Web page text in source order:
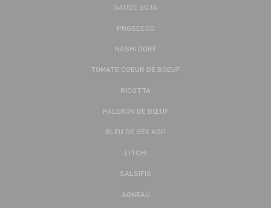
SAUCE SOJA
PROSECCO
NASHI DORÉ
TOMATE COEUR DE BOEUF
RICOTTA
PALERON DE BŒUF
BLEU DE GEX AOP
LITCHI
SALSIFIS
AGNEAU